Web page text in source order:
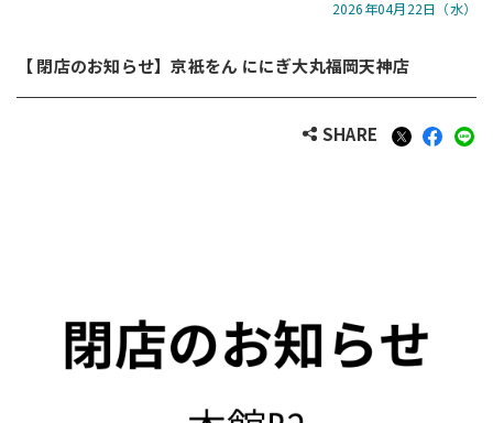
2026年04月22日（水）
【 閉店のお知らせ】京衹をん ににぎ大丸福岡天神店
SHARE